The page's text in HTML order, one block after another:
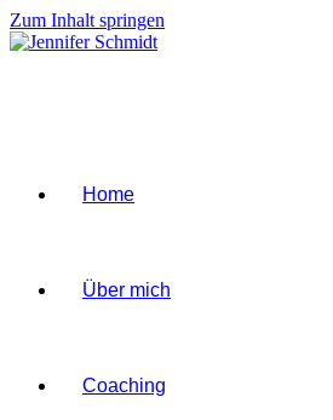
Zum Inhalt springen
Home
Über mich
Coaching